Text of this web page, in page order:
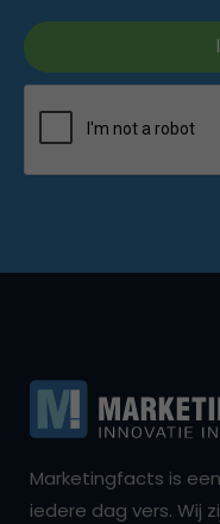
Marketingfacts is
iedere dag vers. Wij